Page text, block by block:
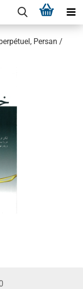
Persan /